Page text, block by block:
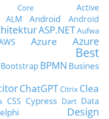
Active
ALM Android
Android
ASP.NETAufwa
Azure
Azure
Best
Bootstrap BPMN Busines
ChatGPT Citrix Clea
CSS Cypress Dart Data
Design